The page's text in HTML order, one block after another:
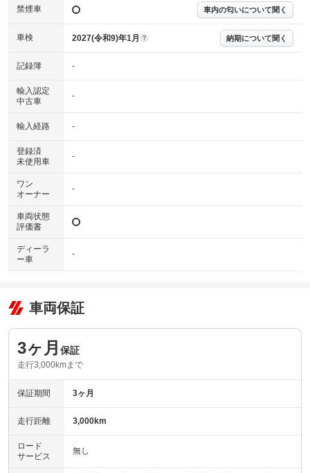
※グー故障診断書はあくまでも実施時点での診断結果となります。将来に
わたり車両状態を担保するものではありませんので、車両情報等の詳細は
禁煙車 車内の匂いについて聞く
車検 2027(令和9)年1月 ? 納期について聞く
記録簿 -
輸入認定
中古車
-
輸入経路 -
登録済
未使用車
-
ワン
オーナー
-
車両状態
評価書
ディーラ
ー車
-
車両保証
3ヶ月 保証
走行3,000kmまで
保証期間 3ヶ月
走行距離 3,000km
ロード
サービス
無し